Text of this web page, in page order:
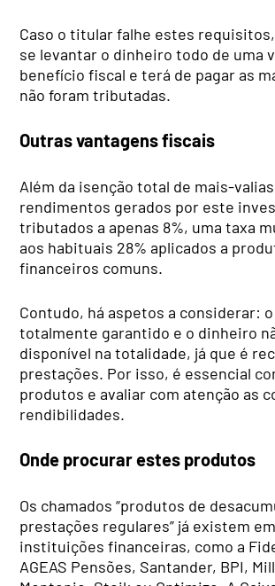
Caso o titular falhe estes
se levantar o dinheiro todo de uma
benefício fiscal e terá de pagar as
não foram tributadas.
Outras vantagens fiscais
Além da isenção total de mais-
rendimentos gerados por este
tributados a apenas 8%, uma taxa
aos habituais 28% aplicados a
financeiros comuns.
Contudo, há aspetos a considerar:
totalmente garantido e o dinheiro
disponível na totalidade, já que é
prestações. Por isso, é essencial
produtos e avaliar com atenção as
rendibilidades.
Onde procurar estes produtos
Os chamados “produtos de
prestações regulares” já existem
instituições financeiras, como a
AGEAS Pensões, Santander, BPI,